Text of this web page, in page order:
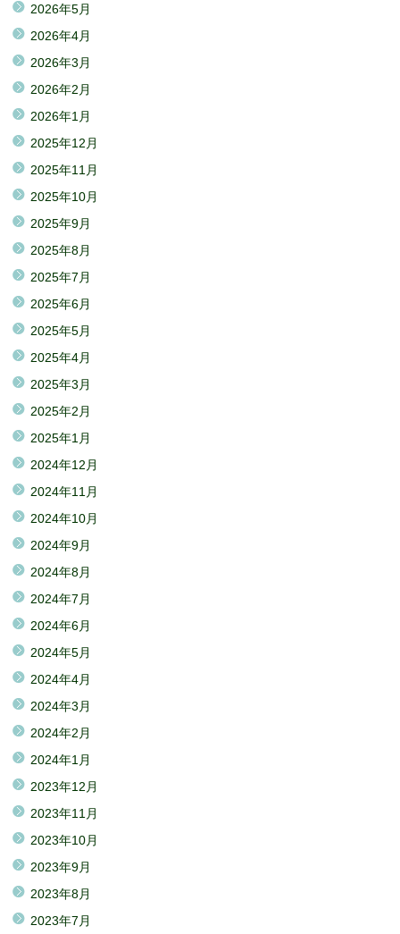
2026年5月
2026年4月
2026年3月
2026年2月
2026年1月
2025年12月
2025年11月
2025年10月
2025年9月
2025年8月
2025年7月
2025年6月
2025年5月
2025年4月
2025年3月
2025年2月
2025年1月
2024年12月
2024年11月
2024年10月
2024年9月
2024年8月
2024年7月
2024年6月
2024年5月
2024年4月
2024年3月
2024年2月
2024年1月
2023年12月
2023年11月
2023年10月
2023年9月
2023年8月
2023年7月